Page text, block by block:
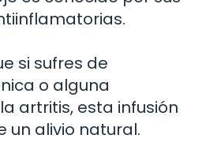
si sufres de
o alguna
artritis, esta infusión
un alivio natural.